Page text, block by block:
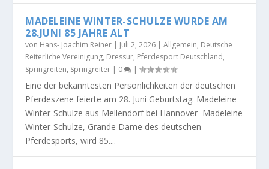
MADELEINE WINTER-SCHULZE WURDE AM
28.JUNI 85 JAHRE ALT
von Hans- Joachim Reiner | Juli 2, 2026 |Allgemein, Deutsche
Reiterliche Vereinigung, Dressur, Pferdesport Deutschland,
Springreiten, Springreiter | 0 |
Eine der bekanntesten Persönlichkeiten der deutschen
Pferdeszene feierte am 28. Juni Geburtstag: Madeleine
Winter-Schulze aus Mellendorf bei Hannover Madeleine
Winter-Schulze, Grande Dame des deutschen
Pferdesports, wird 85....